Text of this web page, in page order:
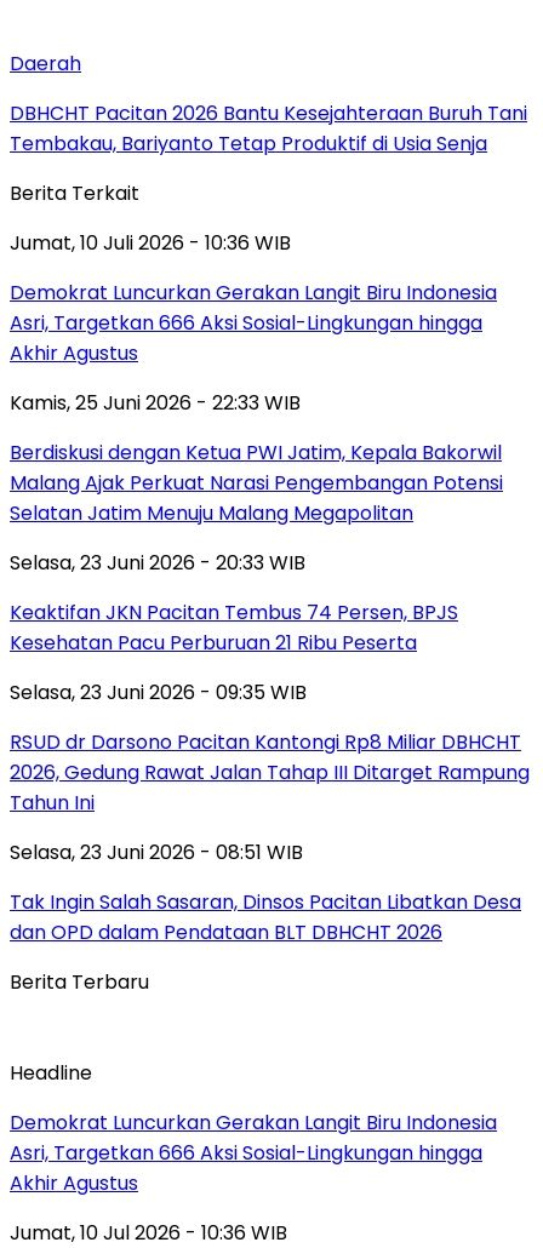
Daerah
DBHCHT Pacitan 2026 Bantu Kesejahteraan Buruh Tani
Tembakau, Bariyanto Tetap Produktif di Usia Senja
Berita Terkait
Jumat, 10 Juli 2026 - 10:36 WIB
Demokrat Luncurkan Gerakan Langit Biru Indonesia
Asri, Targetkan 666 Aksi Sosial-Lingkungan hingga
Akhir Agustus
Kamis, 25 Juni 2026 - 22:33 WIB
Berdiskusi dengan Ketua PWI Jatim, Kepala Bakorwil
Malang Ajak Perkuat Narasi Pengembangan Potensi
Selatan Jatim Menuju Malang Megapolitan
Selasa, 23 Juni 2026 - 20:33 WIB
Keaktifan JKN Pacitan Tembus 74 Persen, BPJS
Kesehatan Pacu Perburuan 21 Ribu Peserta
Selasa, 23 Juni 2026 - 09:35 WIB
RSUD dr Darsono Pacitan Kantongi Rp8 Miliar DBHCHT
2026, Gedung Rawat Jalan Tahap III Ditarget Rampung
Tahun Ini
Selasa, 23 Juni 2026 - 08:51 WIB
Tak Ingin Salah Sasaran, Dinsos Pacitan Libatkan Desa
dan OPD dalam Pendataan BLT DBHCHT 2026
Berita Terbaru
Headline
Demokrat Luncurkan Gerakan Langit Biru Indonesia
Asri, Targetkan 666 Aksi Sosial-Lingkungan hingga
Akhir Agustus
Jumat, 10 Jul 2026 - 10:36 WIB